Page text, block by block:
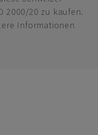
2000/20 zu kaufen.
Informationen